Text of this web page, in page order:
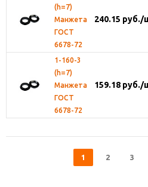
(h=7)
Манжета
ГОСТ
6678-72
240.15 руб./
1-160-3
(h=7)
Манжета
ГОСТ
6678-72
159.18 руб./
1 2 3